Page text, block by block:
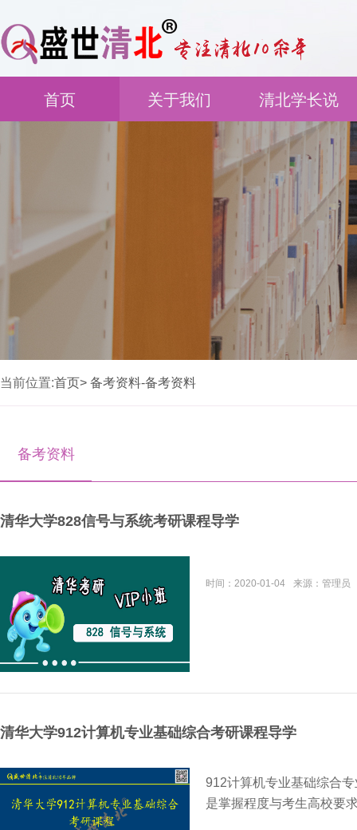
首页 关于我们 清北学长说
当前位置:首页> 备考资料-备考资料
备考资料
清华大学828信号与系统考研课程导学
时间： 2020-01-04 来源： 管理员
清华大学912计算机专业基础综合考研课程导学
912计算机专业基础综合
是掌握程度与考生高校要